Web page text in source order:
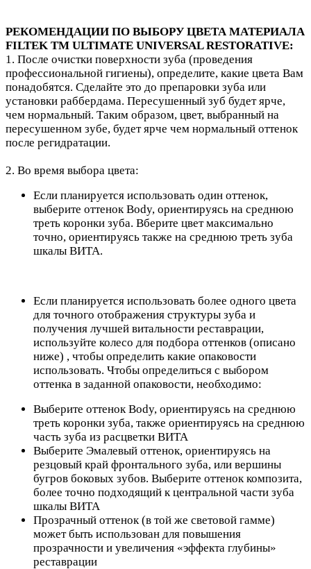
РЕКОМЕНДАЦИИ ПО ВЫБОРУ ЦВЕТА МАТЕРИАЛА
FILTEK ТМ ULTIMATE UNIVERSAL RESTORATIVE:
1. После очистки поверхности зуба (проведения
профессиональной гигиены), определите, какие цвета Вам
понадобятся. Сделайте это до препаровки зуба или
установки раббердама. Пересушенный зуб будет ярче,
чем нормальный. Таким образом, цвет, выбранный на
пересушенном зубе, будет ярче чем нормальный оттенок
после регидратации.
2. Во время выбора цвета:
Если планируется использовать один оттенок,
выберите оттенок Body, ориентируясь на среднюю
треть коронки зуба. Вберите цвет максимально
точно, ориентируясь также на среднюю треть зуба
шкалы ВИТА.
Если планируется использовать более одного цвета
для точного отображения структуры зуба и
получения лучшей витальности реставрации,
используйте колесо для подбора оттенков (описано
ниже) , чтобы определить какие опаковости
использовать. Чтобы определиться с выбором
оттенка в заданной опаковости, необходимо:
Выберите оттенок Body, ориентируясь на среднюю
треть коронки зуба, также ориентируясь на среднюю
часть зуба из расцветки ВИТА
Выберите Эмалевый оттенок, ориентируясь на
резцовый край фронтального зуба, или вершины
бугров боковых зубов. Выберите оттенок композита,
более точно подходящий к центральной части зуба
шкалы ВИТА
Прозрачный оттенок (в той же световой гамме)
может быть использован для повышения
прозрачности и увеличения «эффекта глубины»
реставрации